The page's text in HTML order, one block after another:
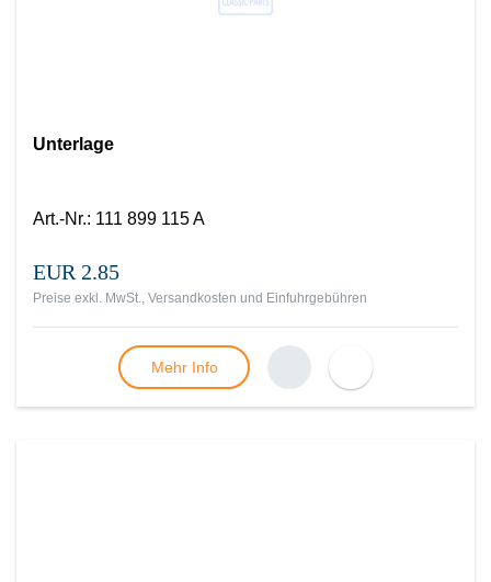
Unterlage
Art.-Nr.: 111 899 115 A
EUR 2.85
Preise exkl. MwSt., Versandkosten und Einfuhrgebühren
Mehr Info